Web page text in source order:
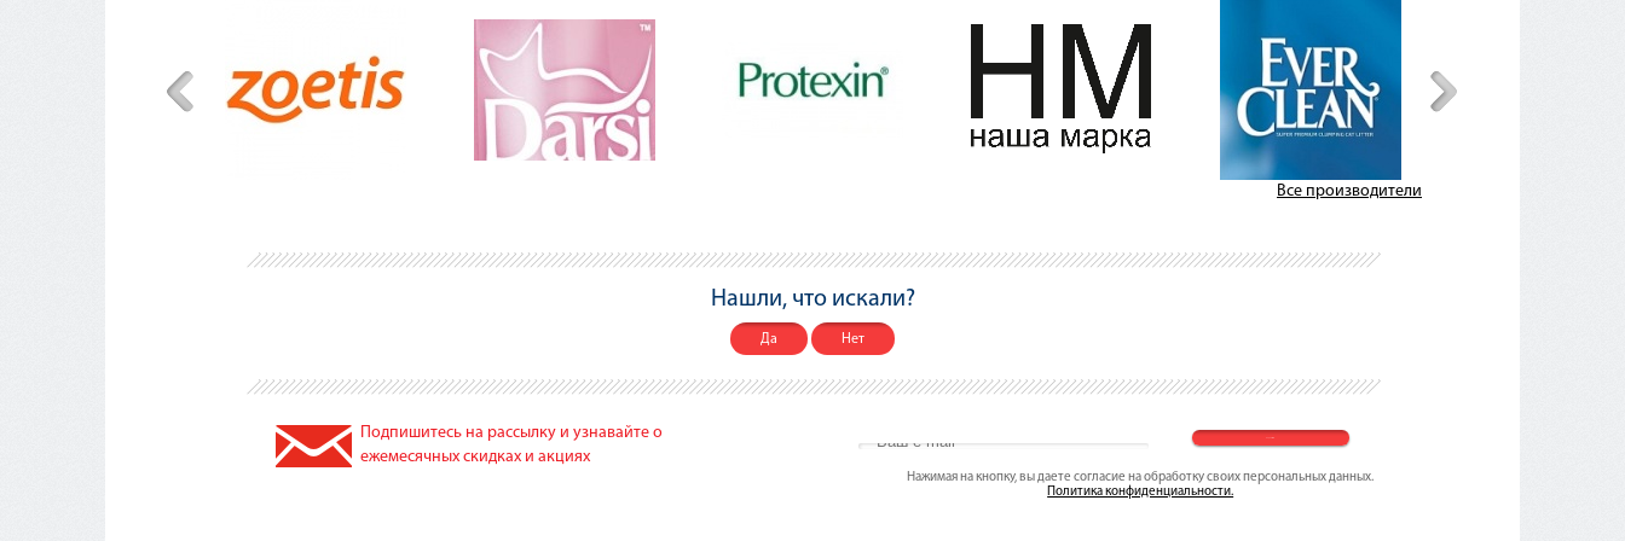
Все производители
Нашли, что искали?
Да Нет
Подпишитесь на рассылку и узнавайте о
ежемесячных скидках и акциях
Нажимая на кнопку, вы даете согласие на обработку своих персональных данных.
Политика конфиденциальности.